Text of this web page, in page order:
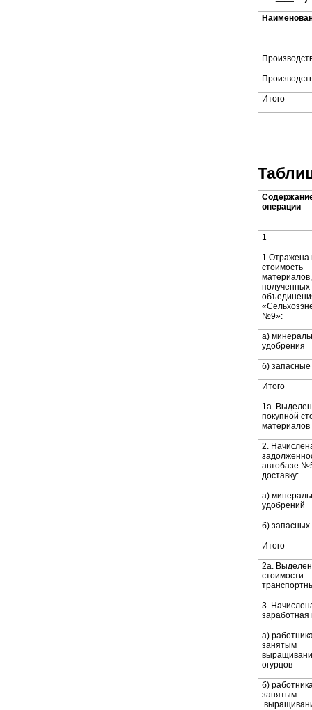
Итого
операции
1
1.Отражена
стоимость
полученных
№9»:
а)
удобрения
б) запасные
Итого
1а.
покупной
материалов
2.
автобазе
доставку:
а)
удобрений
б) запасных
Итого
2а.
стоимости
3.
заработная
а)
занятым
огурцов
б)
занятым